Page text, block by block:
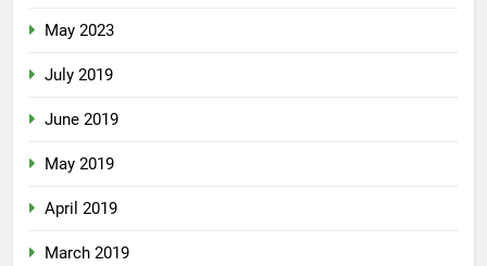
May 2023
July 2019
June 2019
May 2019
April 2019
March 2019